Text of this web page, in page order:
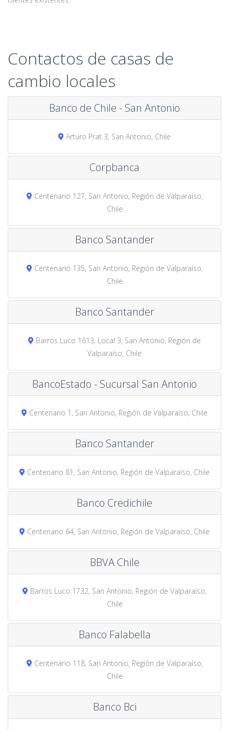
Contactos de casas de
cambio locales
Banco de Chile - San Antonio
Arturo Prat 3, San Antonio, Chile
Corpbanca
Centenario 127, San Antonio, Región de Valparaíso,
Chile
Banco Santander
Centenario 135, San Antonio, Región de Valparaíso,
Chile
Banco Santander
Barros Luco 1613, Local 3, San Antonio, Región de
Valparaíso, Chile
BancoEstado - Sucursal San Antonio
Centenario 1, San Antonio, Región de Valparaíso, Chile
Banco Santander
Centenario 81, San Antonio, Región de Valparaíso, Chile
Banco Credichile
Centenario 64, San Antonio, Región de Valparaíso, Chile
BBVA Chile
Barros Luco 1732, San Antonio, Región de Valparaíso,
Chile
Banco Falabella
Centenario 118, San Antonio, Región de Valparaíso,
Chile
Banco Bci